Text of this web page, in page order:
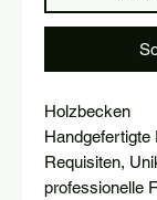
Holzbecken
Handgefertigte
Requisiten,
professionelle